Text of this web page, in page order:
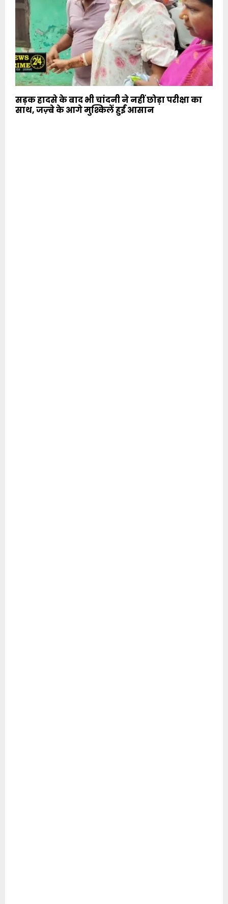
सड़क हादसे के बाद भी चांदनी ने नहीं छोड़ा परीक्षा का
साथ, जज़्बे के आगे मुश्किलें हुईं आसान